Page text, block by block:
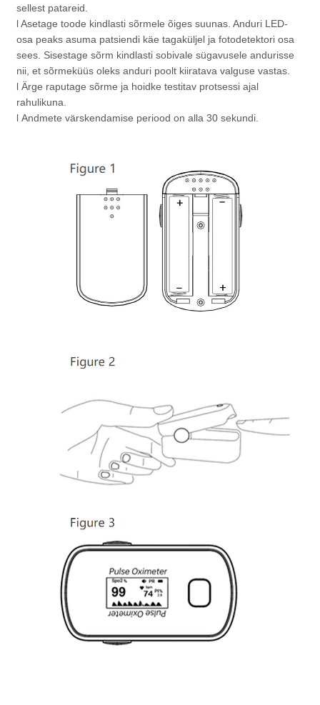
sellest patareid.
l Asetage toode kindlasti sõrmele õiges suunas. Anduri LED-
osa peaks asuma patsiendi käe tagaküljel ja fotodetektori osa
sees. Sisestage sõrm kindlasti sobivale sügavusele andurisse
nii, et sõrmeküüs oleks anduri poolt kiiratava valguse vastas.
l Ärge raputage sõrme ja hoidke testitav protsessi ajal
rahulikuna.
l Andmete värskendamise periood on alla 30 sekundi.